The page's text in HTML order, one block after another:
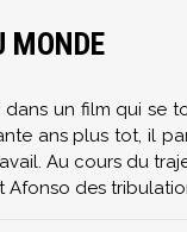
MONDE
un film qui se
ans plus tot, il
Au cours du
des